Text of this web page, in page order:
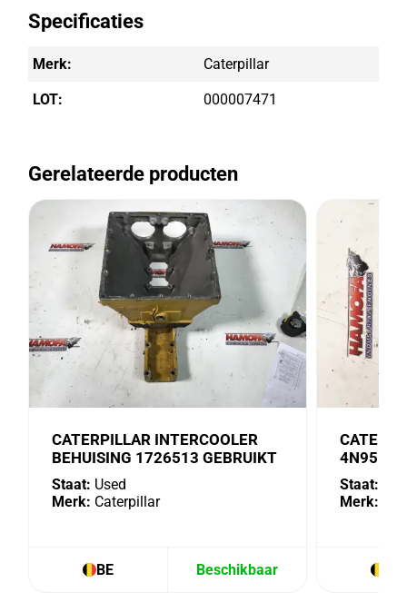
Specificaties
Merk: Caterpillar
LOT: 000007471
Gerelateerde producten
CATERPILLAR INTERCOOLER
BEHUISING 1726513 GEBRUIKT
Staat: Used
Merk: Caterpillar
BE Beschikbaar
4N9518
Staat:
Merk: